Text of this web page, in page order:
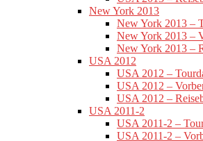
New York 2013
New York 2013 –
New York 2013 –
New York 2013 –
USA 2012
USA 2012 –
USA 2012 –
USA 2012 –
USA 2011-2
USA 2011-2 –
USA 2011-2 –